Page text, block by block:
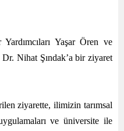
Yaşar Ören ve
Nihat Şındak’a bir ziyaret
ziyarette, ilimizin tarımsal
ve üniversite ile